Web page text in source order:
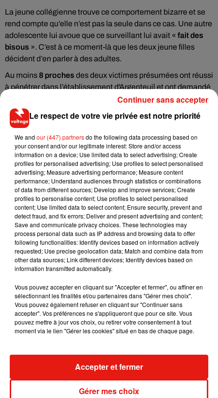
La jeune collégienne trouve ce comportement bizarre et se
rend compte qu’elle n’est pas la seule dans ce cas. Une autre
adolescente lui avoue que ce surveillant lui avait « fait des
bisous ». C’est à ce moment-là que les deux jeune filles
décident d’en parler à des adultes.
Au moins8 proches des deux victimes présumées ont réussi
à pénétrer dans l’établissementd'Argenteuil et ont demandé
à voir le surveillant mis en cause. «Un groupe de huit
personnes s’est introduit avec virulence au sein du collège et
d’une salle de classe, en bousculant une enseignante
selon le rectorat. Le chef d’établissement est venu les voir. «
Le principal, victime de propos violents et d’injures, a appelé
au calme et a invité la famille à saisir les services de police
concernant cette situation», ajoute dans Le Parisien le
rectorat.
Le principal a déposéplaintepour intrusion dans un
établissement scolaire et outrages à une personne chargée
d’une mission de service public.
Musique
Fred again.. et Latin Mafia dévoilent enfin
leur mixtape créée en...
dévoilent « Happiness Is So Sad »
Le respect de votre vie privée est notre priorité
We and our (447) partnersdo the following data processing based on
your consent and/or our legitimate interest: Store and/or access
information on a device; Use limited data to select advertising; Create
profiles for personalised advertising; Use profiles to select personalised
advertising; Measure advertising performance; Measure content
performance; Understand audiences through statistics or combinations
of data from different sources; Develop and improve services; Create
profiles to personalise content; Use profiles to select personalised
content; Use limited data to select content; Ensure security, prevent and
detect fraud, and fix errors; Deliver and present advertising and content;
Save and communicate privacy choices. These technologies may
process personal data such as IP address and browsing data to offer
following functionalities: Identify devices based on information actively
requested; Use precise geolocation data; Match and combine data from
other data sources; Link different devices; Identify devices based on
information transmitted automatically.
Vous pouvez accepter en cliquant sur "Accepter et fermer", ou affiner en
sélectionnant les finalités et/ou partenaires dans "Gérer mes choix".
Vous pouvez également refuser en cliquant sur "Continuer sans
accepter". Vos préférences ne s'appliqueront que pour ce site. Vous
pouvez mettre à jour vos choix, ou retirer votre consentement à tout
moment via le lien "Gérer les cookies" situé en bas de chaque page.
Gérer mes choix
Accepter et fermer
Continuer sans accepter